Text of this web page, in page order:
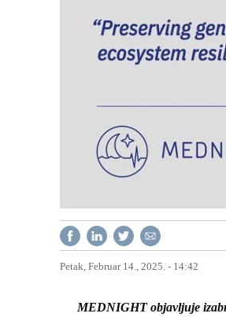
Petak, Februar 14., 2025. - 14:42
MEDNIGHT objavljuje